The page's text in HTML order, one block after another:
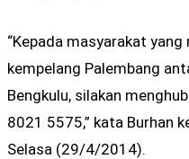
“Kepada masyarakat
kempelang Palembang
Bengkulu, silakan
8021 5575,” kata Burhan
Selasa (29/4/2014).